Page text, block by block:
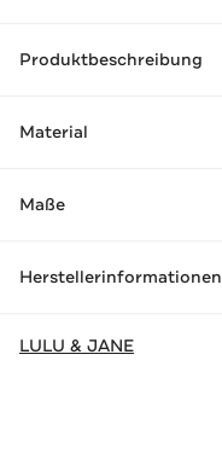
Produktbeschreibung
Material
Maße
Herstellerinformationen
LULU & JANE